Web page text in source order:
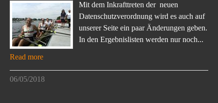
Mit dem Inkrafttreten der neuen
Datenschutzverordnung wird es auch auf
unserer Seite ein paar Änderungen geben.
In den Ergebnislisten werden nur noch...
Read more
06/05/2018